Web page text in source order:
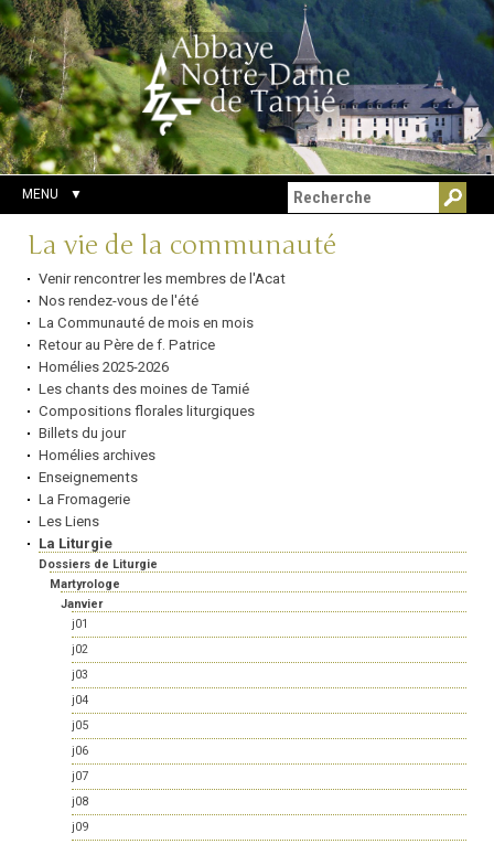
Aller
au
contenu.
|
Aller
à
la
navigation
Outils
personnels
Chercher par
Recherche
avancée…
MENU
Navigation
La vie de la communauté
Venir rencontrer les membres de l'Acat
Nos rendez-vous de l'été
La Communauté de mois en mois
Retour au Père de f. Patrice
Homélies 2025-2026
Les chants des moines de Tamié
Compositions florales liturgiques
Billets du jour
Homélies archives
Enseignements
La Fromagerie
Les Liens
La Liturgie
Dossiers de Liturgie
Martyrologe
Janvier
j01
j02
j03
j04
j05
j06
j07
j08
j09